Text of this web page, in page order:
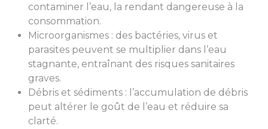
contaminer l’eau, la rendant dangereuse à la
consommation.
Microorganismes : des bactéries, virus et
parasites peuvent se multiplier dans l’eau
stagnante, entraînant des risques sanitaires
graves.
Débris et sédiments : l’accumulation de débris
peut altérer le goût de l’eau et réduire sa
clarté.